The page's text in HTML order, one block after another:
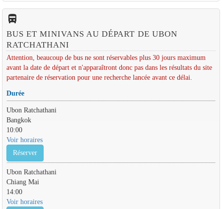
directions_bus_filled
BUS ET MINIVANS AU DÉPART DE UBON
RATCHATHANI
Attention, beaucoup de bus ne sont réservables plus 30 jours maximum
avant la date de départ et n'apparaîtront donc pas dans les résultats du site
partenaire de réservation pour une recherche lancée avant ce délai.
Durée
Ubon Ratchathani
Bangkok
10:00
Voir horaires
Réserver
Ubon Ratchathani
Chiang Mai
14:00
Voir horaires